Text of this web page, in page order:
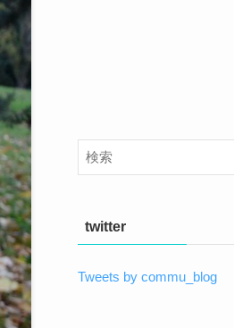
twitter
Tweets by commu_blog